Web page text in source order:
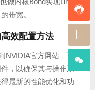
做内核Bond实现Linux
带宽。
效配置方法
NVIDIA官方网站，下
，以确保其与操作系
最新的性能优化和功